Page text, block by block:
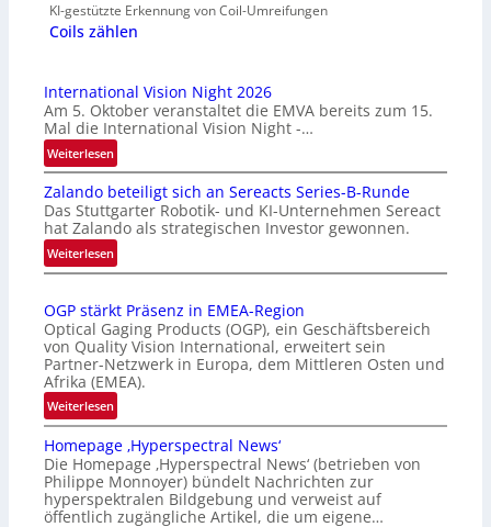
KI-gestützte Erkennung von Coil-Umreifungen
Coils zählen
International Vision Night 2026
Am 5. Oktober veranstaltet die EMVA bereits zum 15.
Mal die International Vision Night -…
Weiterlesen:
I
n
t
e
r
n
t
i
o
n
l
V
i
s
i
Zalando beteiligt sich an Sereacts Series-B-Runde
Das Stuttgarter Robotik- und KI-Unternehmen Sereact
hat Zalando als strategischen Investor gewonnen.
Weiterlesen:
Z
l
a
n
d
o
b
e
t
e
i
OGP stärkt Präsenz in EMEA-Region
Optical Gaging Products (OGP), ein Geschäftsbereich
von Quality Vision International, erweitert sein
Partner-Netzwerk in Europa, dem Mittleren Osten und
Afrika (EMEA).
Weiterlesen:
O
G
P
s
t
Homepage ‚Hyperspectral News‘
Die Homepage ‚Hyperspectral News‘ (betrieben von
Philippe Monnoyer) bündelt Nachrichten zur
hyperspektralen Bildgebung und verweist auf
öffentlich zugängliche Artikel, die um eigene…